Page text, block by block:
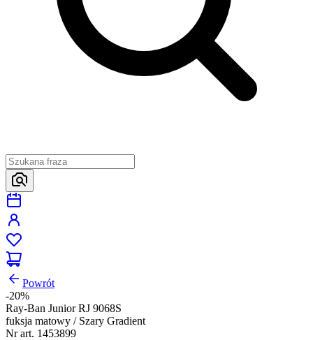
Powrót
-20%
Ray-Ban Junior RJ 9068S
fuksja matowy / Szary Gradient
Nr art. 1453899